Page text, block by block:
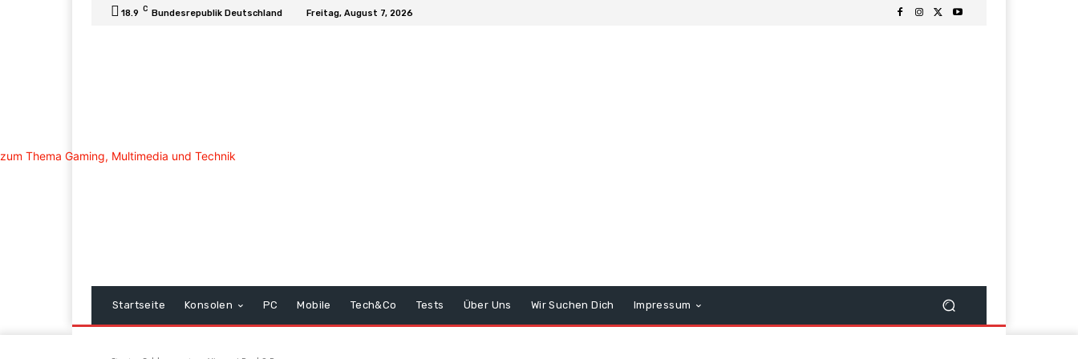
18.9 C Bundesrepublik Deutschland Freitag, August 7, 2026
Startseite Konsolen PC Mobile Tech&Co Tests Über Uns Wir Suchen Dich Impressum